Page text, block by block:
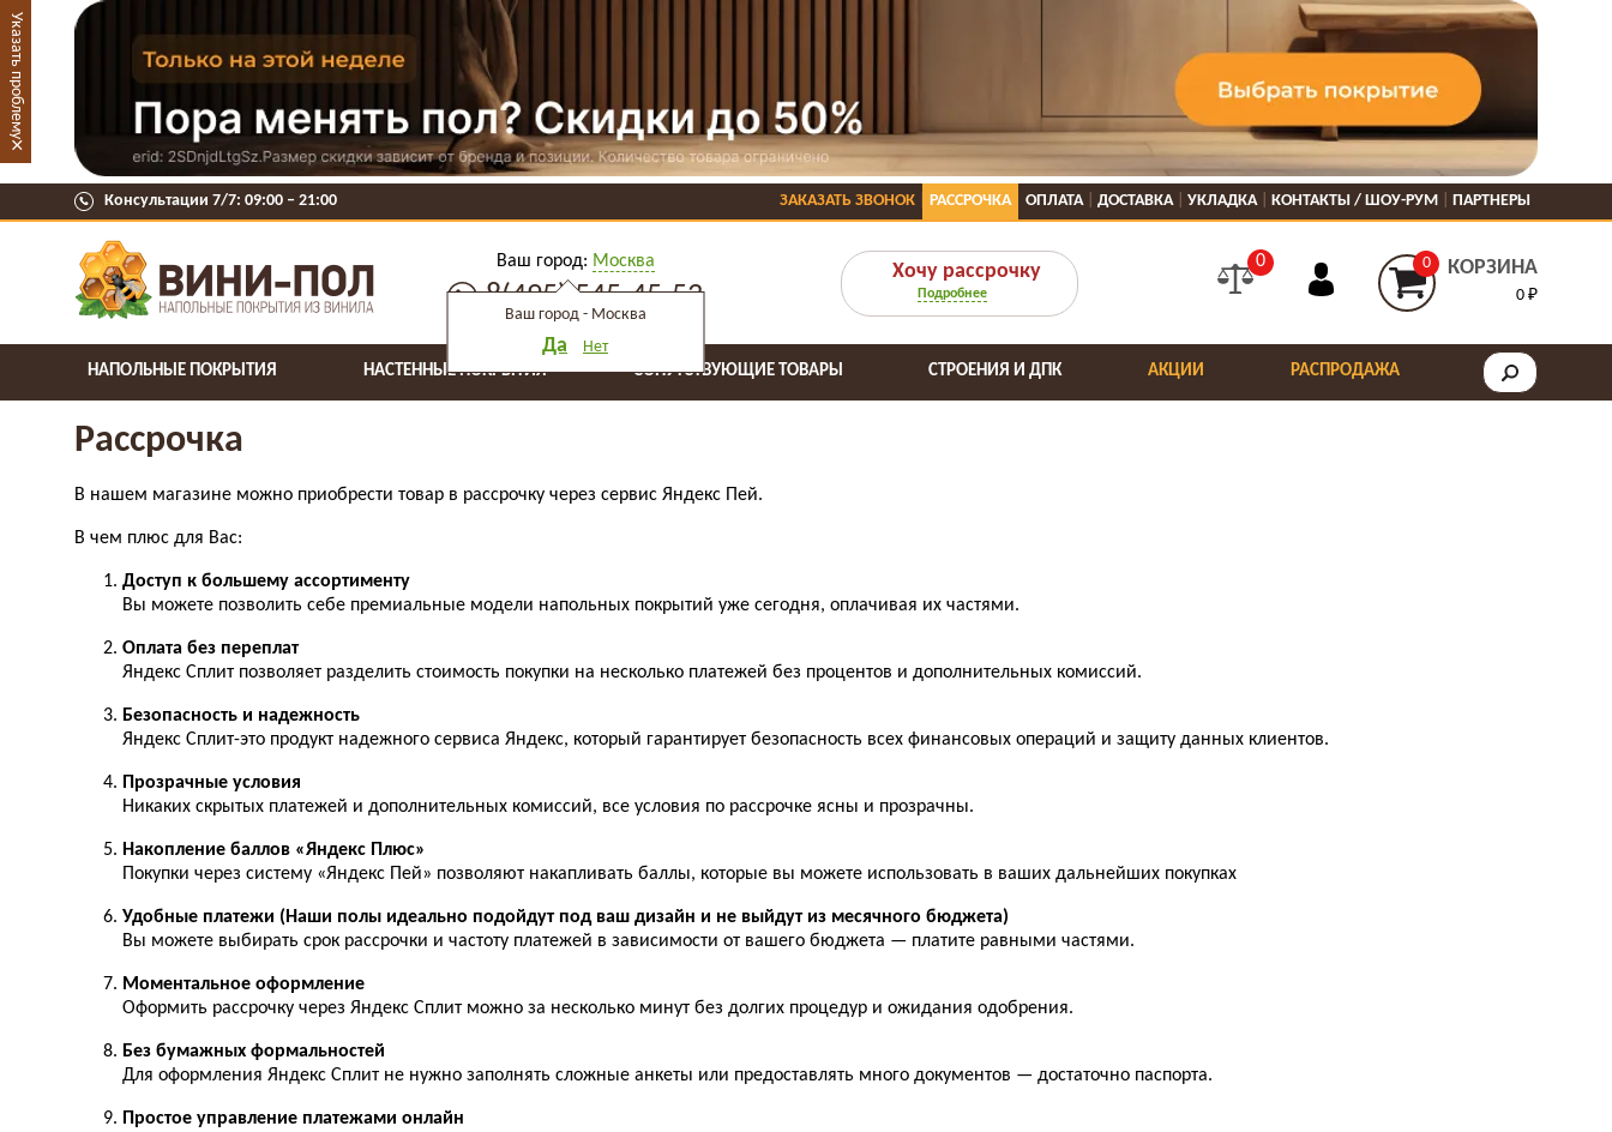
Консультации 7/7: 09:00 ‒ 21:00 ЗАКАЗАТЬ ЗВОНОК РАССРОЧКА ОПЛАТА ДОСТАВКА УКЛАДКА КОНТАКТЫ / ШОУ-РУМ ПАРТНЕРЫ
Ваш город: Москва
Ваш город - Москва
Да Нет
8(495) 545-45-53
Хочу рассрочку
Подробнее
0 0 КОРЗИНА
0 ₽
НАПОЛЬНЫЕ ПОКРЫТИЯ НАСТЕННЫЕ ПОКРЫТИЯ СОПУТСТВУЮЩИЕ ТОВАРЫ РАСПРОДАЖА
СТРОЕНИЯ И ДПК АКЦИИ
Рассрочка
В нашем магазине можно приобрести товар в рассрочку через сервис Яндекс Пей.
В чем плюс для Вас:
Доступ к большему ассортименту
Вы можете позволить себе премиальные модели напольных покрытий уже сегодня, оплачивая их частями.
Оплата без переплат
Яндекс Сплит позволяет разделить стоимость покупки на несколько платежей без процентов и дополнительных комиссий.
Безопасность и надежность
Яндекс Сплит-это продукт надежного сервиса Яндекс, который гарантирует безопасность всех финансовых операций и защиту данных клиентов.
Прозрачные условия
Никаких скрытых платежей и дополнительных комиссий, все условия по рассрочке ясны и прозрачны.
Накопление баллов «Яндекс Плюс»
Покупки через систему «Яндекс Пей» позволяют накапливать баллы, которые вы можете использовать в ваших дальнейших покупках
Удобные платежи (Наши полы идеально подойдут под ваш дизайн и не выйдут из месячного бюджета)
Вы можете выбирать срок рассрочки и частоту платежей в зависимости от вашего бюджета — платите равными частями.
Моментальное оформление
Оформить рассрочку через Яндекс Сплит можно за несколько минут без долгих процедур и ожидания одобрения.
Без бумажных формальностей
Для оформления Яндекс Сплит не нужно заполнять сложные анкеты или предоставлять много документов — достаточно паспорта.
Простое управление платежами онлайн
Указать проблему
×